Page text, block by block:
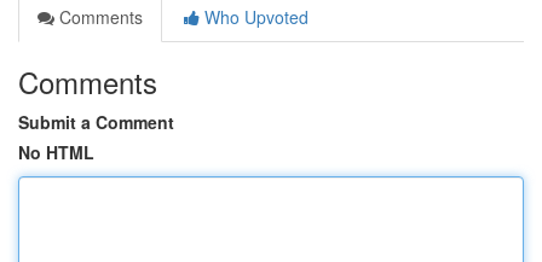
Comments
Who Upvoted
Comments
Submit a Comment
No HTML